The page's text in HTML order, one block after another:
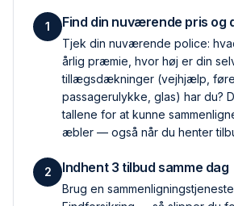
1 Find din nuværende pris og
Tjek din nuværende police:
årlig præmie, hvor høj er din
tillægs­dækninger (vejhjælp,
passagerulykke, glas) har du?
tallene for at kunne
æbler — også når du henter
2 Indhent 3 tilbud samme dag
Brug en